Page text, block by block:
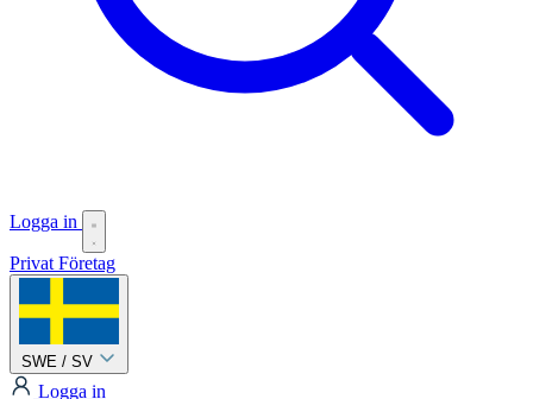
Logga in
Privat Företag
SWE / SV
Logga in